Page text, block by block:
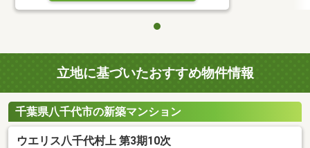
立地に基づいたおすすめ物件情報
千葉県八千代市の新築マンション
ウエリス八千代村上 第3期10次